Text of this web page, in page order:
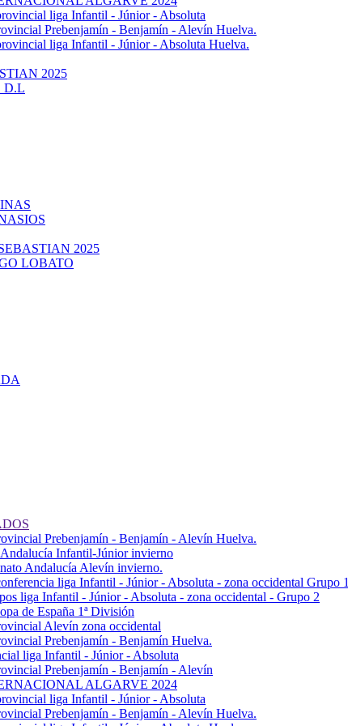
liga Infantil - Júnior - Absoluta
Prebenjamín - Benjamín - Alevín Huelva.
liga Infantil - Júnior - Absoluta Huelva.
2025
D.L
2025
LOBATO
Prebenjamín - Benjamín - Alevín Huelva.
Infantil-Júnior invierno
Andalucía Alevín invierno.
liga Infantil - Júnior - Absoluta - zona occidental Grupo 1
liga Infantil - Júnior - Absoluta - zona occidental - Grupo 2
de España 1ª División
Alevín zona occidental
Prebenjamín - Benjamín Huelva.
liga Infantil - Júnior - Absoluta
Prebenjamín - Benjamín - Alevín
ALGARVE 2024
liga Infantil - Júnior - Absoluta
Prebenjamín - Benjamín - Alevín Huelva.